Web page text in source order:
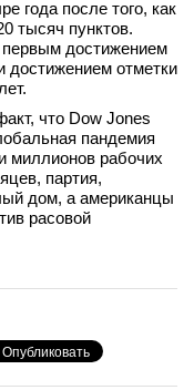
года после того, как
тысяч пунктов.
достижением
достижением отметки
что Dow Jones
пандемия
миллионов рабочих
партия,
дом, а американцы
расовой